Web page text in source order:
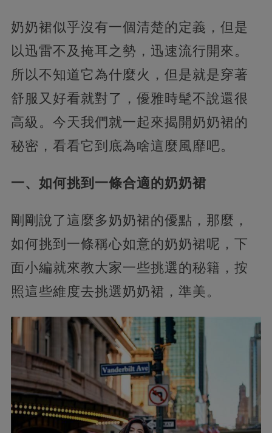
奶奶裙似乎沒有一個清楚的定義，但是
以迅雷不及掩耳之勢，迅速流行開來。
所以不知道它為什麼火，但是就是穿著
舒服又好看就對了，優雅時髦不說還很
高級。今天我們就一起來揭開奶奶裙的
秘密，看看它到底為啥這麼風靡吧。
一、如何挑到一條合適的奶奶裙
剛剛說了這麼多奶奶裙的優點，那麼，
如何挑到一條稱心如意的奶奶裙呢，下
面小編就來教大家一些挑選的秘籍，按
照這些維度去挑選奶奶裙，準美。